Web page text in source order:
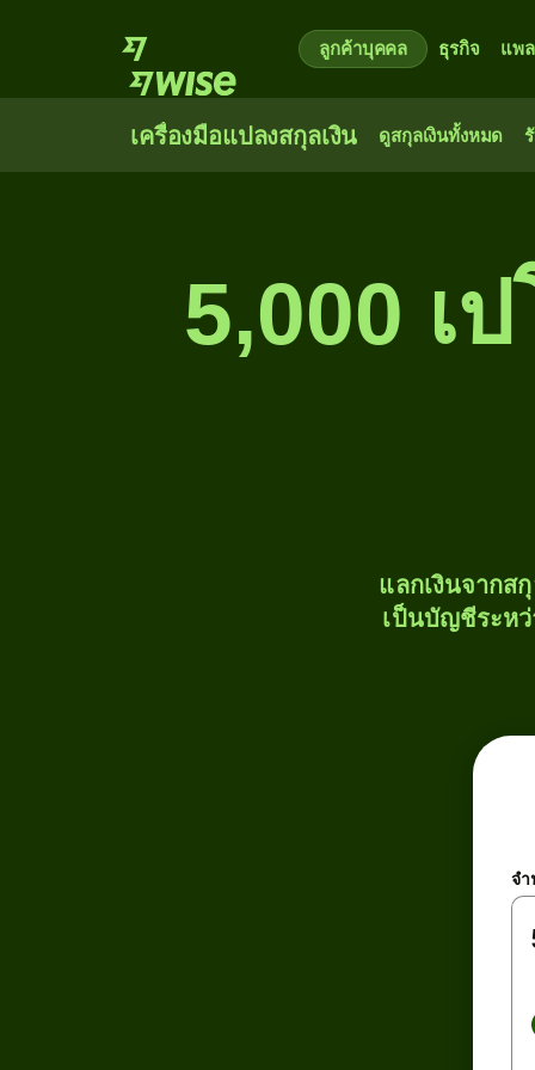
ลูกค้าบุคคล ธุรกิจ แพ
เครื่องมือแปลงสกุลเงิน ดูสกุลเงินทั้งหมด
5,000 เ
แลกเงินจากส
เป็นบัญชีระหว่
จ